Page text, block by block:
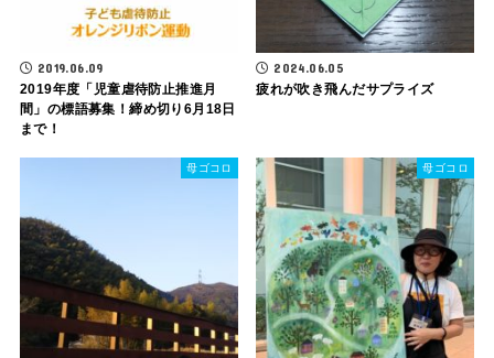
2019.06.09
2019年度「児童虐待防止推進月
間」の標語募集！締め切り6月18日
まで！
2024.06.05
疲れが吹き飛んだサプライズ
母ゴコロ 母ゴコロ